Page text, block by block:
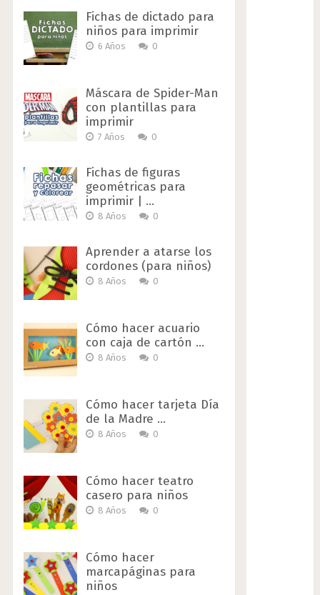
Fichas de dictado para
niños para imprimir
6 Años 0
Máscara de Spider-Man
con plantillas para
imprimir
7 Años 0
Fichas de figuras
geométricas para
imprimir | …
8 Años 0
Aprender a atarse los
cordones (para niños)
8 Años 0
Cómo hacer acuario
con caja de cartón …
8 Años 0
Cómo hacer tarjeta Día
de la Madre …
8 Años 0
Cómo hacer teatro
casero para niños
8 Años 0
Cómo hacer
marcapáginas para
niños